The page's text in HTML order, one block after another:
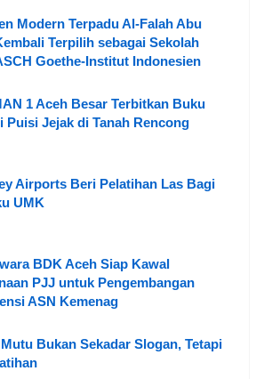
Modern Terpadu Al-Falah Abu
Terpilih sebagai Sekolah
Goethe-Institut Indonesien
1 Aceh Besar Terbitkan Buku
Puisi Jejak di Tanah Rencong
Airports Beri Pelatihan Las Bagi
UMK
BDK Aceh Siap Kawal
PJJ untuk Pengembangan
ASN Kemenag
Bukan Sekadar Slogan, Tetapi